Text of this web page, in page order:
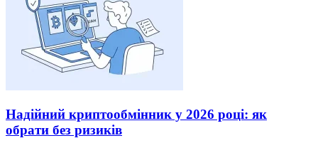
Надійний криптообмінник у 2026 році: як
обрати без ризиків